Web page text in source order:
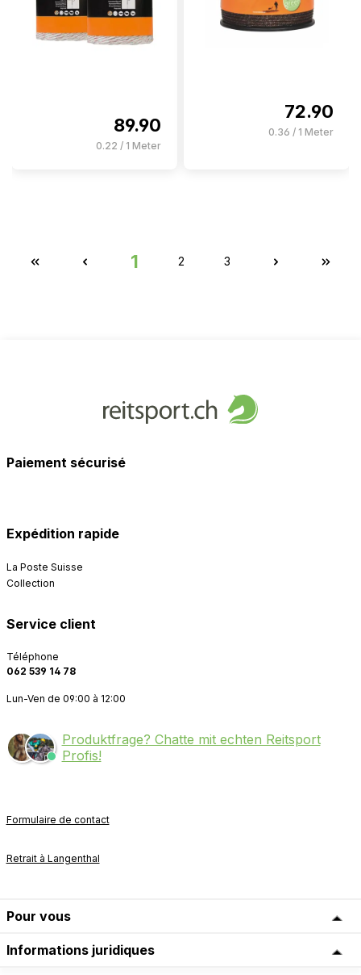
89.90
0.22 / 1 Meter
72.90
0.36 / 1 Meter
1 2 3
Paiement sécurisé
Expédition rapide
La Poste Suisse
Collection
Service client
Téléphone
062 539 14 78
Lun-Ven de 09:00 à 12:00
Produktfrage? Chatte mit echten Reitsport
Profis!
Formulaire de contact
Retrait à Langenthal
Pour vous
Informations juridiques